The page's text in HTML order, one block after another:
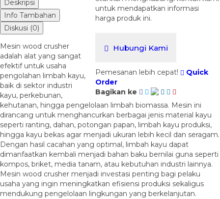
untuk mendapatkan informasi
harga produk ini.
Hubungi Kami
Pemesanan lebih cepat!
Quick
Order
Bagikan ke
Deskripsi
Info Tambahan
Diskusi (0)
Mesin wood crusher
adalah alat yang sangat
efektif untuk usaha
pengolahan limbah kayu,
baik di sektor industri
kayu, perkebunan,
kehutanan, hingga pengelolaan limbah biomassa. Mesin ini
dirancang untuk menghancurkan berbagai jenis material kayu
seperti ranting, dahan, potongan papan, limbah kayu produksi,
hingga kayu bekas agar menjadi ukuran lebih kecil dan seragam.
Dengan hasil cacahan yang optimal, limbah kayu dapat
dimanfaatkan kembali menjadi bahan baku bernilai guna seperti
kompos, briket, media tanam, atau kebutuhan industri lainnya.
Mesin wood crusher menjadi investasi penting bagi pelaku
usaha yang ingin meningkatkan efisiensi produksi sekaligus
mendukung pengelolaan lingkungan yang berkelanjutan.